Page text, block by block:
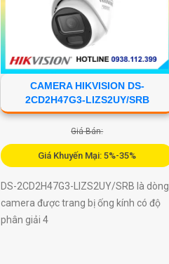
CAMERA HIKVISION DS-
2CD2H47G3-LIZS2UY/SRB
Giá Bán:
Giá Khuyến Mại: 5%-35%
DS-2CD2H47G3-LIZS2UY/SRB là dòng
camera được trang bị ống kính có độ
phân giải 4